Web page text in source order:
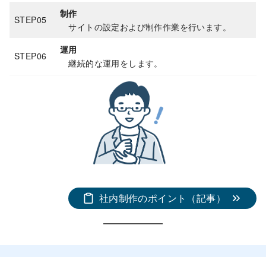
STEP05
制作
サイトの設定および制作作業を行います。
STEP06
運用
継続的な運用をします。
社内制作のポイント（記事）